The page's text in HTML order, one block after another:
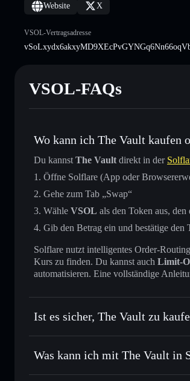
Website X
VSOL-Vertragsadresse
VSOL-FAQs
Wo kann ich The Vault kaufen
Du kannst The Vault direkt in der
Öffne Solflare (App oder
Gehe zum Tab „Swap“
Wähle VSOL als den Token aus,
Gib den Betrag ein und bestätige den
Solflare nutzt intelligentes Order-
Kurs zu finden. Du kannst auch Limit-
automatisieren. Eine vollständige
Ist es sicher, The Vault zu
The Vault verifizierter Token
Was kann ich mit The Vault in
The Vault
Solflare-Wallet